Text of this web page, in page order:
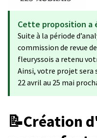
Cette proposition a
Suite à la période
commission de revue
fleuryssois a retenu
Ainsi, votre projet sera
22 avril au 25 mai
📝Création